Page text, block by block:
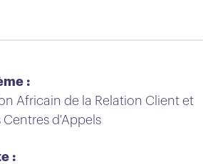
:
Africain de la Relation Client et
Centres d'Appels
: